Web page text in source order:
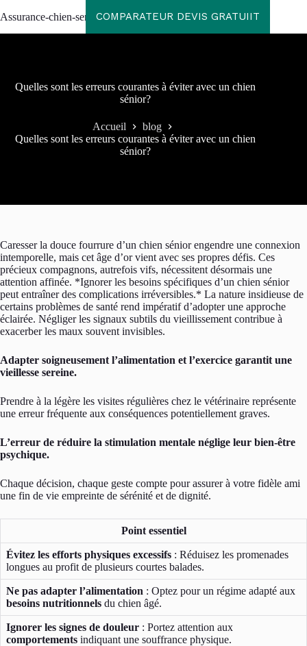
au
Assurance-chien-seniorCOMPARATEUR DEVIS GRATUIIT
Quelles sont les erreurs courantes à éviter avec un chien
sénior?
Accueil
blog
Quelles sont les erreurs courantes à éviter avec un chien
sénior?
Caresser la douce fourrure d’un chien sénior engendre une connexion
intemporelle, mais cet âge d’or vient avec ses propres défis. Ces
précieux compagnons, autrefois vifs, nécessitent désormais une
attention affinée. *Ignorer les besoins spécifiques d’un chien sénior
peut entraîner des complications irréversibles.* La nature insidieuse de
certains problèmes de santé rend impératif d’adopter une approche
éclairée. Négliger les signaux subtils du vieillissement contribue à
exacerber les maux souvent invisibles.
Adapter soigneusement l’alimentation et l’exercice garantit une
vieillesse sereine.
Prendre à la légère les visites régulières chez le vétérinaire représente
une erreur fréquente aux conséquences potentiellement graves.
L’erreur de réduire la stimulation mentale néglige leur bien-être
psychique.
Chaque décision, chaque geste compte pour assurer à votre fidèle ami
une fin de vie empreinte de sérénité et de dignité.
Point essentiel
Évitez les efforts physiques excessifs : Réduisez les promenades
longues au profit de plusieurs courtes balades.
Ne pas adapter l’alimentation : Optez pour un régime adapté aux
besoins nutritionnels du chien âgé.
Ignorer les signes de douleur : Portez attention aux
comportements indiquant une souffrance physique.